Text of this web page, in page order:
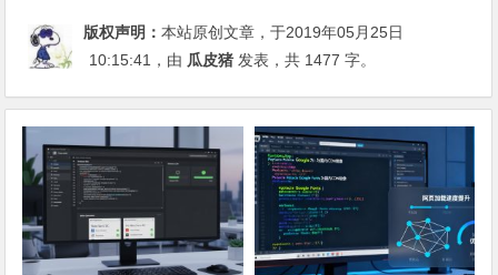
版权声明：本站原创文章，于2019年05月25日
10:15:41 ，由 瓜皮猪 发表，共 1477 字。